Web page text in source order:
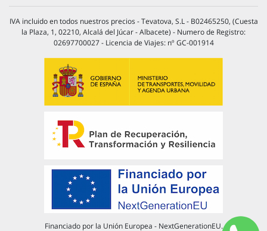
IVA incluido en todos nuestros precios - Tevatova, S.L - B02465250, (Cuesta
la Plaza, 1, 02210, Alcalá del Júcar - Albacete) - Numero de Registro:
02697700027 - Licencia de Viajes: nº GC-001914
Financiado por la Unión Europea - NextGenerationEU.